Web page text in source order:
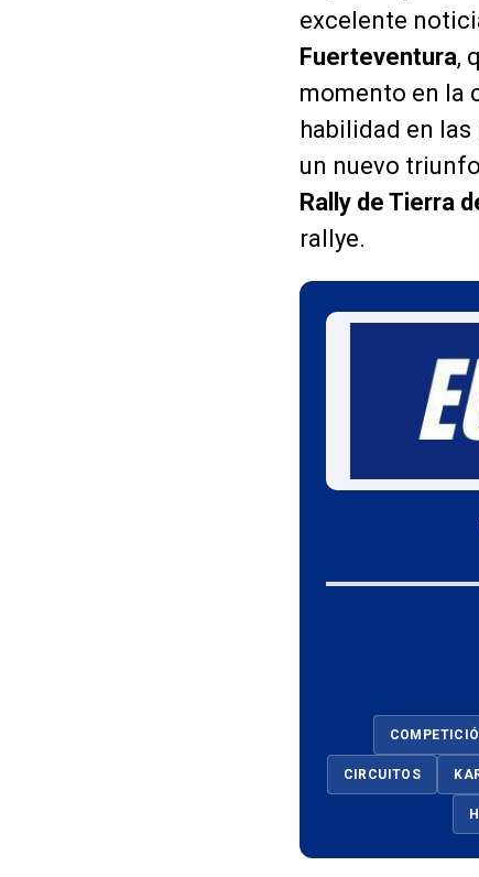
excelente
Fuerteventura,
momento en la
habilidad en
un nuevo
Rally de Tierra
rallye.
CIRCUITOS